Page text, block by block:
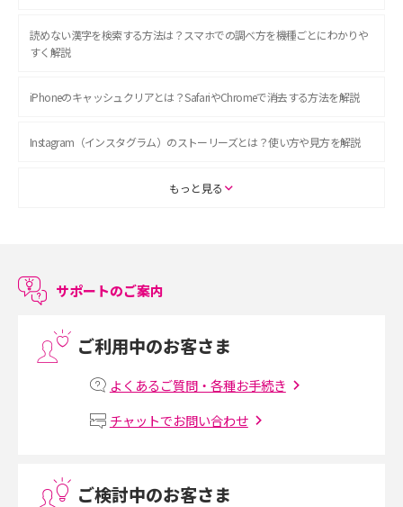
読めない漢字を検索する方法は？スマホでの調べ方を機種ごとにわかりや
すく解説
iPhoneのキャッシュクリアとは？SafariやChromeで消去する方法を解説
Instagram（インスタグラム）のストーリーズとは？使い方や見方を解説
ASMRとは？初心者向けの代表ジャンルや楽しみ方を解説
LINEで友だちを削除する方法は？方法ごとの影響や復活・復元する方法も
プリペイドSIMとは？種類やメリット・デメリット、利用までの流れを解説
Threads（スレッズ）とは？主な機能や登録方法、投稿の仕方を解説
もっと見る
サポートのご案内
ご利用中のお客さま
よくあるご質問・各種お手続き
チャットでお問い合わせ
ご検討中のお客さま